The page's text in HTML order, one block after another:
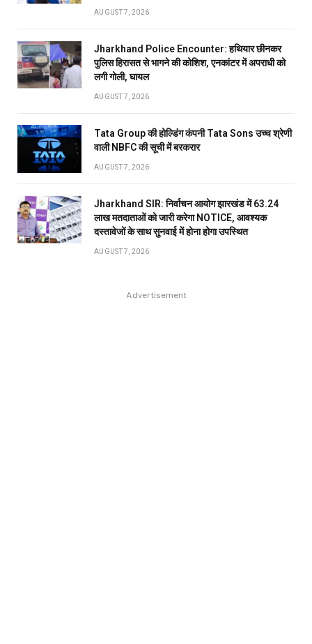
AUGUST 7, 2026
Jharkhand Police Encounter: हथियार छीनकर
पुलिस हिरासत से भागने की कोशिश, एनकांटर में अपराधी को
लगी गोली, घायल
AUGUST 7, 2026
Tata Group की होल्डिंग कंपनी Tata Sons उच्च श्रेणी
वाली NBFC की सूची में बरकरार
AUGUST 7, 2026
Jharkhand SIR: निर्वाचन आयोग झारखंड में 63.24
लाख मतदाताओं को जारी करेगा NOTICE, आवश्यक
दस्तावेजों के साथ सुनवाई में होना होगा उपस्थित
AUGUST 7, 2026
Advertisement